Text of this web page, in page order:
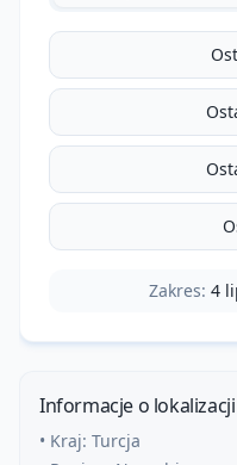
Zakres: 4
Informacje o lokalizacji
• Kraj: Turcja